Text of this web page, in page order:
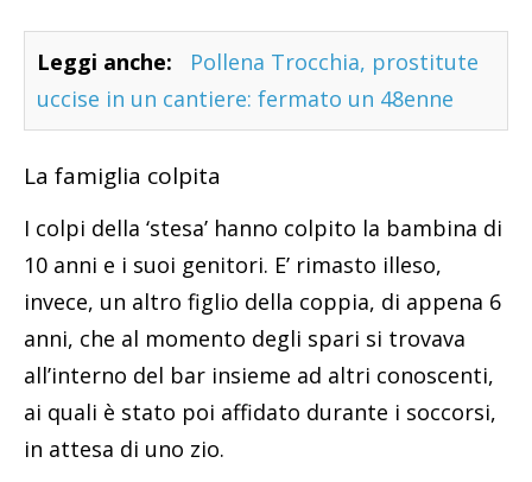
Leggi anche:
Pollena Trocchia, prostitute
uccise in un cantiere: fermato un 48enne
La famiglia colpita
I colpi della ‘stesa’ hanno colpito la bambina di
10 anni e i suoi genitori. E’ rimasto illeso,
invece, un altro figlio della coppia, di appena 6
anni, che al momento degli spari si trovava
all’interno del bar insieme ad altri conoscenti,
ai quali è stato poi affidato durante i soccorsi,
in attesa di uno zio.